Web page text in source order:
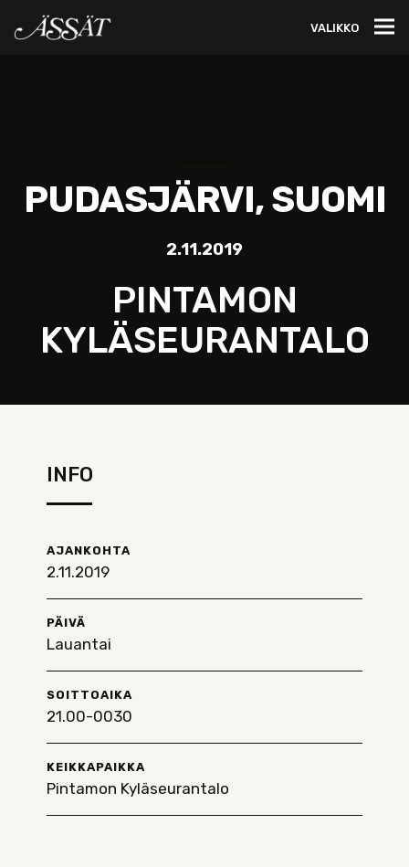
VALIKKO
PUDASJÄRVI, SUOMI
2.11.2019
PINTAMON
KYLÄSEURANTALO
INFO
AJANKOHTA
2.11.2019
PÄIVÄ
Lauantai
SOITTOAIKA
21.00-0030
KEIKKAPAIKKA
Pintamon Kyläseurantalo